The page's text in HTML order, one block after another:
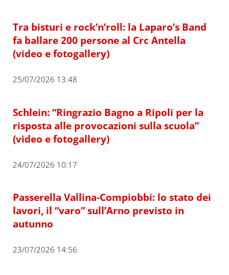
Tra bisturi e rock’n’roll: la Laparo’s Band
fa ballare 200 persone al Crc Antella
(video e fotogallery)
25/07/2026 13:48
Schlein: “Ringrazio Bagno a Ripoli per la
risposta alle provocazioni sulla scuola”
(video e fotogallery)
24/07/2026 10:17
Passerella Vallina-Compiobbi: lo stato dei
lavori, il “varo” sull’Arno previsto in
autunno
23/07/2026 14:56